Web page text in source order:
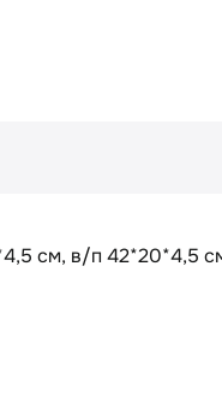
см, в/п 42*20*4,5